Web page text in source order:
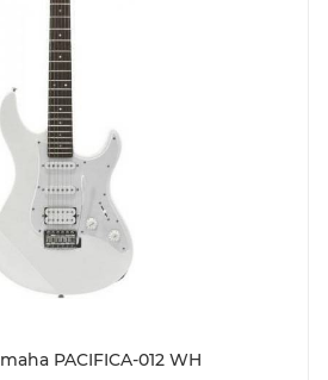
PACIFICA-012 WH